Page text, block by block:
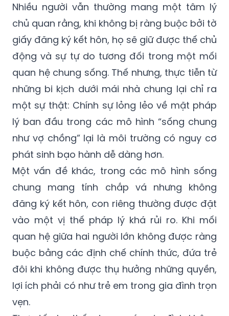
Nhiều người vẫn thường mang một tâm lý
chủ quan rằng, khi không bị ràng buộc bởi tờ
giấy đăng ký kết hôn, họ sẽ giữ được thế chủ
động và sự tự do tương đối trong một mối
quan hệ chung sống. Thế nhưng, thực tiễn từ
những bi kịch dưới mái nhà chung lại chỉ ra
một sự thật: Chính sự lỏng lẻo về mặt pháp
lý ban đầu trong các mô hình “sống chung
như vợ chồng” lại là môi trường có nguy cơ
phát sinh bạo hành dễ dàng hơn.
Một vấn đề khác, trong các mô hình sống
chung mang tính chắp vá nhưng không
đăng ký kết hôn, con riêng thường được đặt
vào một vị thế pháp lý khá rủi ro. Khi mối
quan hệ giữa hai người lớn không được ràng
buộc bằng các định chế chính thức, đứa trẻ
đôi khi không được thụ hưởng những quyền,
lợi ích phải có như trẻ em trong gia đình trọn
vẹn.